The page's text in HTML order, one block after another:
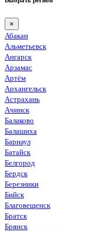
×
Абакан
Альметьевск
Ангарск
Арзамас
Артём
Архангельск
Астрахань
Ачинск
Балаково
Балашиха
Барнаул
Батайск
Белгород
Бердск
Березники
Бийск
Благовещенск
Братск
Брянск